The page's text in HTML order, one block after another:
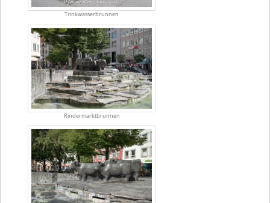
Trinkwasserbrunnen
Rindermarktbrunnen